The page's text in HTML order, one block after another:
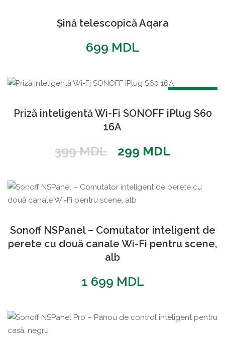
Șină telescopică Aqara
699 MDL
Priză inteligentă Wi-Fi SONOFF iPlug S60
16A
399MDL
Prețul
fost:
399 MDL.
299 MDLPrețul
299 MDL.
Sonoff NSPanel – Comutator inteligent de
perete cu două canale Wi-Fi pentru scene,
alb
1 699 MDL